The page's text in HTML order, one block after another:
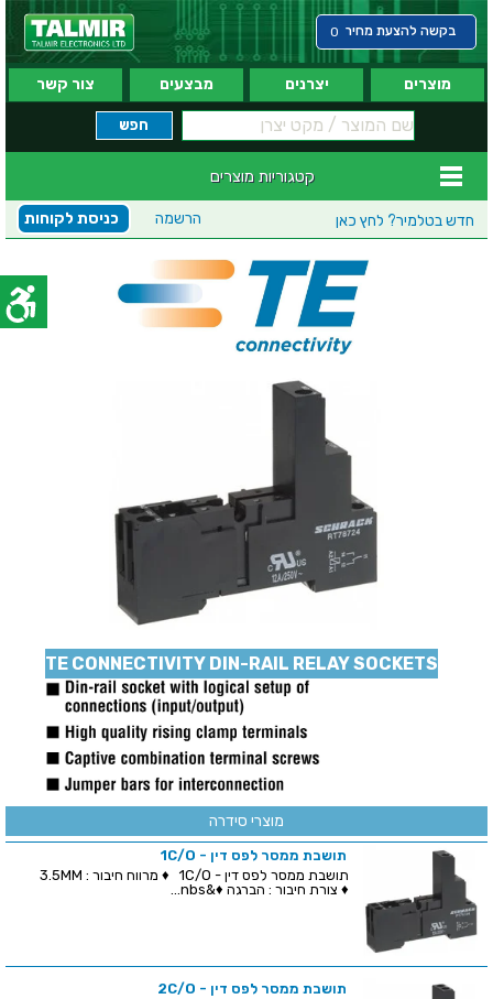
בקשה להצעת מחיר 0
מוצרים יצרנים מבצעים צור קשר
קטגוריות מוצרים
חדש בטלמיר? לחץ כאן כניסת לקוחות הרשמה
TE CONNECTIVITY DIN-RAIL RELAY SOCKETS
מוצרי סידרה
תושבת ממסר לפס דין - 1C/O
תושבת ממסר לפס דין - 1C/O ♦ מרווח חיבור : 3.5MM
♦ צורת חיבור : הברגה ♦&nbs...
תושבת ממסר לפס דין - 2C/O